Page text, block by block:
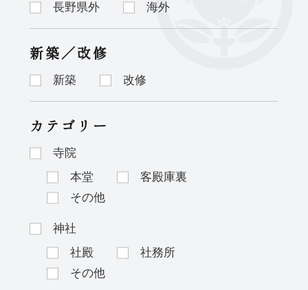
長野県外
海外
新築／改修
新築 改修
カテゴリー
寺院
本堂
客殿庫裏
その他
神社
社殿
社務所
その他